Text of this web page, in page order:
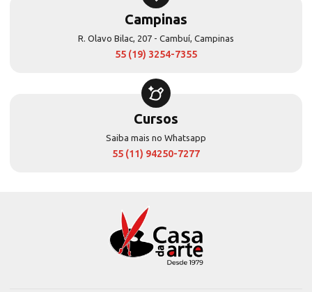
Campinas
R. Olavo Bilac, 207 - Cambuí, Campinas
55 (19) 3254-7355
Cursos
Saiba mais no Whatsapp
55 (11) 94250-7277